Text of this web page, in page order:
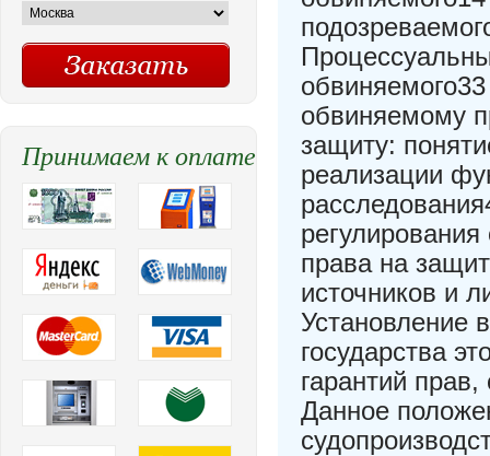
обвиняемому
защиту:
реализации
права на
источников и
Установление
государства
гарантий
Данное
Принимаем к оплате